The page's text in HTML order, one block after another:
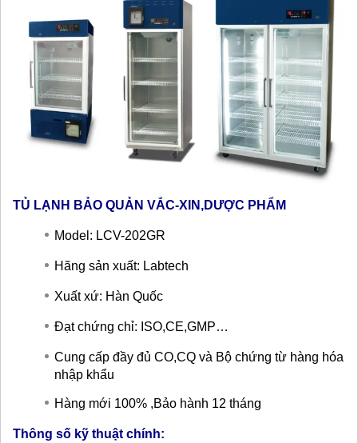
TỦ LẠNH BẢO QUẢN VẮC-XIN,DƯỢC PHẨM
Model: LCV-202GR
Hãng sản xuất: Labtech
Xuất xứ: Hàn Quốc
Đạt chứng chỉ: ISO,CE,GMP…
Cung cấp đầy đủ CO,CQ và Bộ chứng từ hàng hóa
nhập khẩu
Hàng mới 100% ,Bảo hành 12 tháng
Thông số kỹ thuật chính: